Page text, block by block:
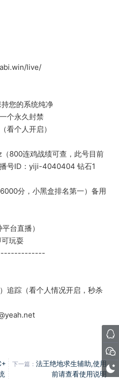
live/
您的系统纯净
个永久封禁
看个人开启）
800连鸡战绩可查，此号目前
号ID：yiji-4040404 钻石1
分，小黑盒排名第一）备用
台直播）
玩耍
追踪（看个人情况开启，秒杀
下一篇： 法王绝地求生辅助,使用
前请查看使用说明